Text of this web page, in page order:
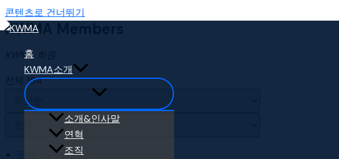
콘텐츠로 건너뛰기
홈
KWMA소개
소개&인사말
연혁
조직
KWMA Members
KWMA 회원
전체 154